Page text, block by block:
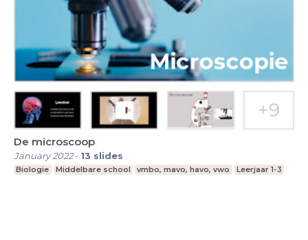
De microscoop
January 2022- 13 slides
Biologie Middelbare school vmbo, mavo, havo, vwo Leerjaar 1-3